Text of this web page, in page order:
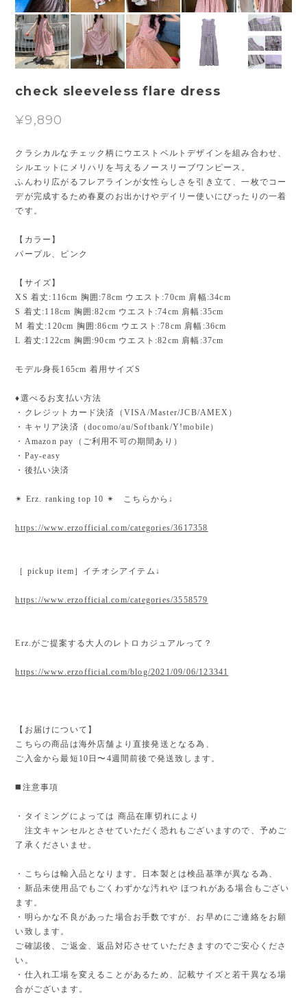
check sleeveless flare dress
¥9,890
クラシカルなチェック柄にウエストベルトデザインを組み合わせ、
シルエットにメリハリを与えるノースリーブワンピース。
ふんわり広がるフレアラインが女性らしさを引き立て、一枚でコー
デが完成するため春夏のお出かけやデイリー使いにぴったりの一着
です。
【カラー】
パープル、ピンク
【サイズ】
XS 着丈:116cm 胸囲:78cm ウエスト:70cm 肩幅:34cm
S 着丈:118cm 胸囲:82cm ウエスト:74cm 肩幅:35cm
M 着丈:120cm 胸囲:86cm ウエスト:78cm 肩幅:36cm
L 着丈:122cm 胸囲:90cm ウエスト:82cm 肩幅:37cm
モデル身長165cm 着用サイズS
♦︎選べるお支払い方法
・クレジットカード決済（VISA/Master/JCB/AMEX）
・キャリア決済（docomo/au/Softbank/Y!mobile）
・Amazon pay（ご利用不可の期間あり）
・Pay-easy
・後払い決済
✴︎ Erz. ranking top 10 ✴︎ こちらから↓
https://www.erzofficial.com/categories/3617358
［ pickup item］イチオシアイテム↓
https://www.erzofficial.com/categories/3558579
Erz.がご提案する大人のレトロカジュアルって？
https://www.erzofficial.com/blog/2021/09/06/123341
【お届けについて】
こちらの商品は海外店舗より直接発送となる為、
ご入金から最短10日〜4週間前後で発送致します。
◼️注意事項
・タイミングによっては 商品在庫切れにより
注文キャンセルとさせていただく恐れもございますので、予めご
了承くださいませ。
・こちらは輸入品となります。日本製とは検品基準が異なる為、
・新品未使用品でもごくわずかな汚れや ほつれがある場合もござい
ます。
・明らかな不良があった場合お手数ですが、お早めにご連絡をお願
い致します。
ご確認後、ご返金、返品対応させていただきますのでご安心くださ
い。
・仕入れ工場を変えることがあるため、記載サイズと若干異なる場
合がございます。